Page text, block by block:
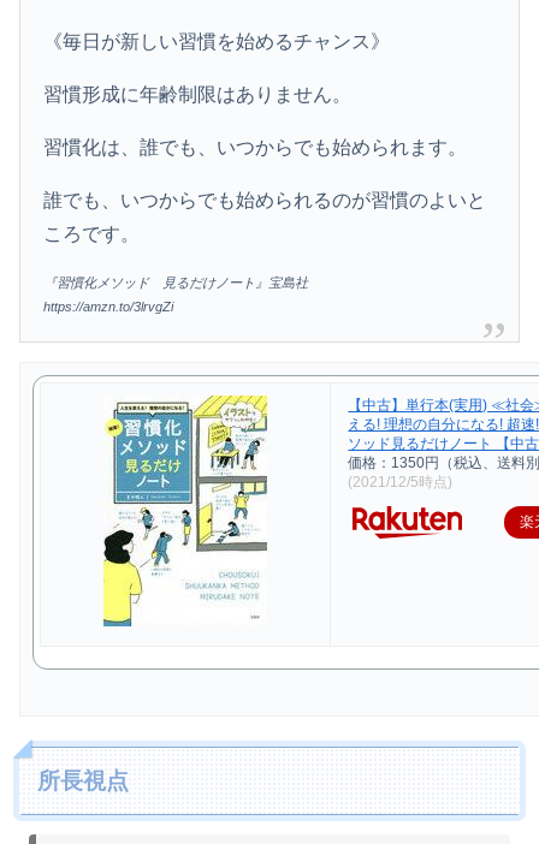
《毎日が新しい習慣を始めるチャンス》
習慣形成に年齢制限はありません。
習慣化は、誰でも、いつからでも始められます。
誰でも、いつからでも始められるのが習慣のよいと
ころです。
『習慣化メソッド 見るだけノート』宝島社
https://amzn.to/3lrvgZi
【中古】単行本(実用) ≪社
える! 理想の自分になる! 超
ソッド見るだけノート 【中
価格：1350円（税込、送料
(2021/12/5時点)
楽
所長視点